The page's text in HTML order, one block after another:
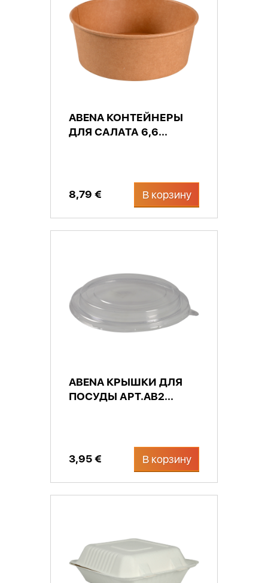
ABENA КОНТЕЙНЕРЫ
ДЛЯ САЛАТА 6,6...
8,79 € В корзину
ABENA КРЫШКИ ДЛЯ
ПОСУДЫ АРТ.AB2...
3,95 € В корзину